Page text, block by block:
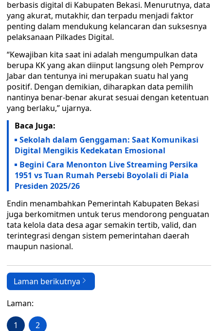
berbasis digital di Kabupaten Bekasi. Menurutnya, data
yang akurat, mutakhir, dan terpadu menjadi faktor
penting dalam mendukung kelancaran dan suksesnya
pelaksanaan Pilkades Digital.
“Kewajiban kita saat ini adalah mengumpulkan data
berupa KK yang akan diinput langsung oleh Pemprov
Jabar dan tentunya ini merupakan suatu hal yang
positif. Dengan demikian, diharapkan data pemilih
nantinya benar-benar akurat sesuai dengan ketentuan
yang berlaku,” ujarnya.
Baca Juga:
‎Sekolah dalam Genggaman: Saat Komunikasi
Digital Mengikis Kedekatan Emosional
Begini Cara Menonton Live Streaming Persika
1951 vs Tuan Rumah Persebi Boyolali di Piala
Presiden 2025/26
Endin menambahkan Pemerintah Kabupaten Bekasi
juga berkomitmen untuk terus mendorong penguatan
tata kelola data desa agar semakin tertib, valid, dan
terintegrasi dengan sistem pemerintahan daerah
maupun nasional.
Laman berikutnya
Laman:
1 2